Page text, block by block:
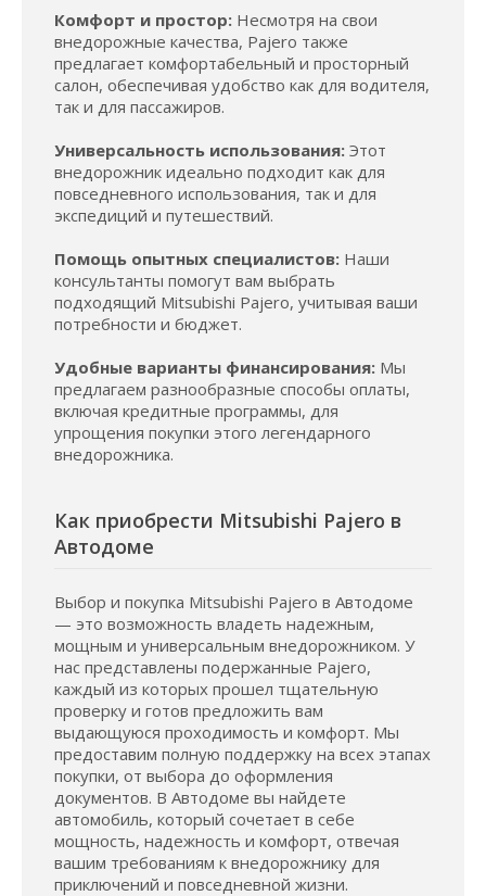
Комфорт и простор: Несмотря на свои
внедорожные качества, Pajero также
предлагает комфортабельный и просторный
салон, обеспечивая удобство как для водителя,
так и для пассажиров.
Универсальность использования: Этот
внедорожник идеально подходит как для
повседневного использования, так и для
экспедиций и путешествий.
Помощь опытных специалистов: Наши
консультанты помогут вам выбрать
подходящий Mitsubishi Pajero, учитывая ваши
потребности и бюджет.
Удобные варианты финансирования: Мы
предлагаем разнообразные способы оплаты,
включая кредитные программы, для
упрощения покупки этого легендарного
внедорожника.
Как приобрести Mitsubishi Pajero в
Автодоме
Выбор и покупка Mitsubishi Pajero в Автодоме
— это возможность владеть надежным,
мощным и универсальным внедорожником. У
нас представлены подержанные Pajero,
каждый из которых прошел тщательную
проверку и готов предложить вам
выдающуюся проходимость и комфорт. Мы
предоставим полную поддержку на всех этапах
покупки, от выбора до оформления
документов. В Автодоме вы найдете
автомобиль, который сочетает в себе
мощность, надежность и комфорт, отвечая
вашим требованиям к внедорожнику для
приключений и повседневной жизни.